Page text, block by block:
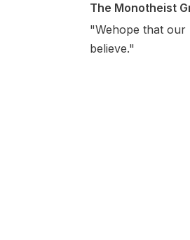
The Monotheist
"Wehope that
believe."